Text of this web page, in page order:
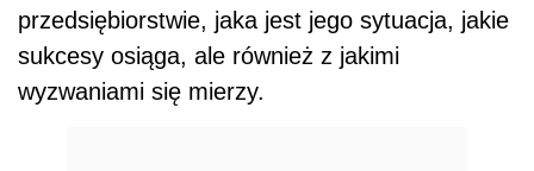
przedsiębiorstwie, jaka jest jego sytuacja, jakie
sukcesy osiąga, ale również z jakimi
wyzwaniami się mierzy.